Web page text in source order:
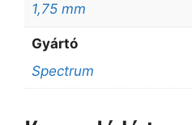
1,75 mm
Gyártó
Spectrum